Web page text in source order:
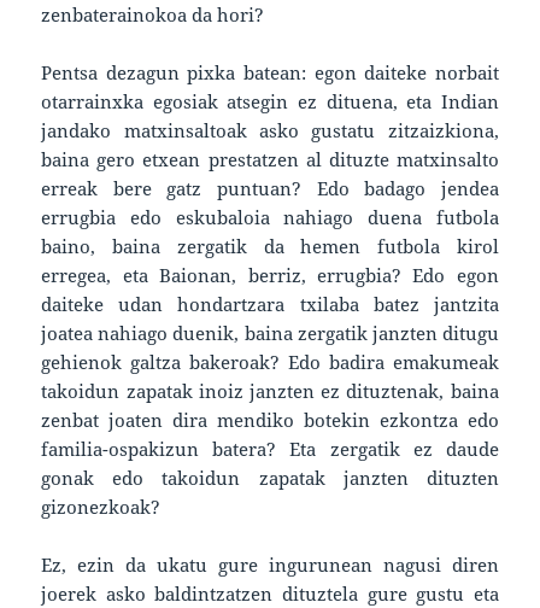
zenbaterainokoa da hori?
Pentsa dezagun pixka batean: egon daiteke norbait
otarrainxka egosiak atsegin ez dituena, eta Indian
jandako matxinsaltoak asko gustatu zitzaizkiona,
baina gero etxean prestatzen al dituzte matxinsalto
erreak bere gatz puntuan? Edo badago jendea
errugbia edo eskubaloia nahiago duena futbola
baino, baina zergatik da hemen futbola kirol
erregea, eta Baionan, berriz, errugbia? Edo egon
daiteke udan hondartzara txilaba batez jantzita
joatea nahiago duenik, baina zergatik janzten ditugu
gehienok galtza bakeroak? Edo badira emakumeak
takoidun zapatak inoiz janzten ez dituztenak, baina
zenbat joaten dira mendiko botekin ezkontza edo
familia-ospakizun batera? Eta zergatik ez daude
gonak edo takoidun zapatak janzten dituzten
gizonezkoak?
Ez, ezin da ukatu gure ingurunean nagusi diren
joerek asko baldintzatzen dituztela gure gustu eta